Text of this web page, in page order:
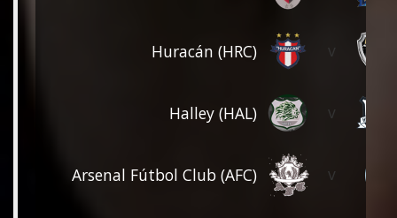
Huracán (HRC) v
Halley (HAL) v
Arsenal Fútbol Club (AFC) v